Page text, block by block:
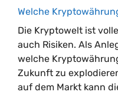
Welche
Die Kryptowelt ist
auch Risiken. Als
welche
Zukunft zu
auf dem Markt kann